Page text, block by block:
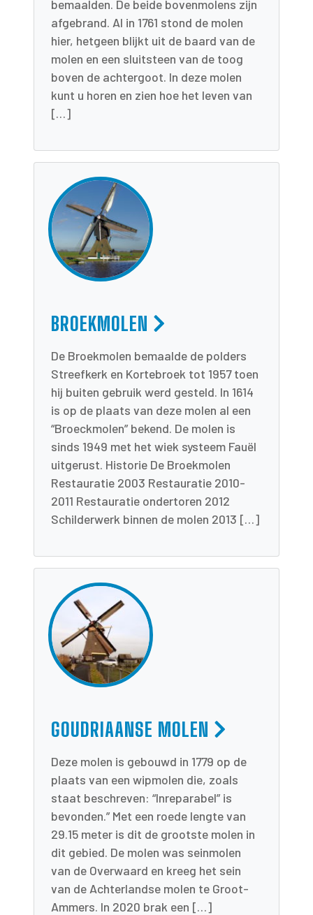
bemaalden. De beide bovenmolens zijn
afgebrand. Al in 1761 stond de molen
hier, hetgeen blijkt uit de baard van de
molen en een sluitsteen van de toog
boven de achtergoot. In deze molen
kunt u horen en zien hoe het leven van
[…]
BROEKMOLEN
De Broekmolen bemaalde de polders
Streefkerk en Kortebroek tot 1957 toen
hij buiten gebruik werd gesteld. In 1614
is op de plaats van deze molen al een
“Broeckmolen” bekend. De molen is
sinds 1949 met het wiek systeem Fauël
uitgerust. Historie De Broekmolen
Restauratie 2003 Restauratie 2010-
2011 Restauratie ondertoren 2012
Schilderwerk binnen de molen 2013 […]
GOUDRIAANSE MOLEN
Deze molen is gebouwd in 1779 op de
plaats van een wipmolen die, zoals
staat beschreven: “Inreparabel” is
bevonden.” Met een roede lengte van
29.15 meter is dit de grootste molen in
dit gebied. De molen was seinmolen
van de Overwaard en kreeg het sein
van de Achterlandse molen te Groot-
Ammers. In 2020 brak een […]